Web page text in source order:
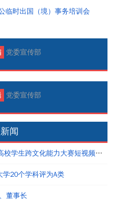
临时出国（境）事务培训会
党委宣传部
党委宣传部
闻
重庆大学在第八届“外教社杯”全国高校学生跨文化能力大赛短视频大赛中荣获佳绩
20个学科评为A类
董事长